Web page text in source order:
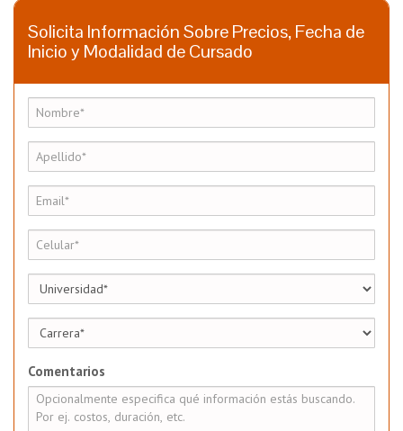
Solicita Información Sobre Precios, Fecha de
Inicio y Modalidad de Cursado
Comentarios